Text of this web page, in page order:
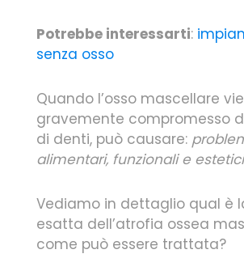
Potrebbe interessarti:
senza osso
Quando l’osso mascellare
gravemente compromesso
di denti, può causare:
alimentari, funzionali e estetici
Vediamo in dettaglio qual è
esatta dell’atrofia ossea
come può essere trattata?